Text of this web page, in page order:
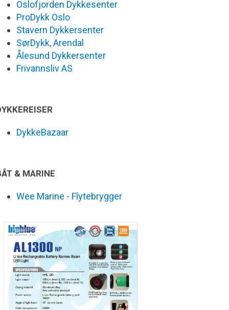
Oslofjorden Dykkesenter
ProDykk Oslo
Stavern Dykkersenter
SørDykk, Arendal
Ålesund Dykkersenter
Frivannsliv AS
DykkeBazaar
& MARINE
Wee Marine - Flytebrygger